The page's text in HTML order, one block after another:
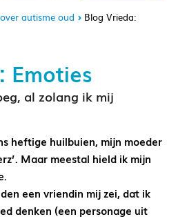
autisme oud
Blog Vrieda:
Emoties
al zolang ik mij
heftige huilbuien, mijn moeder
Maar meestal hield ik mijn
een vriendin mij zei, dat ik
denken (een personage uit